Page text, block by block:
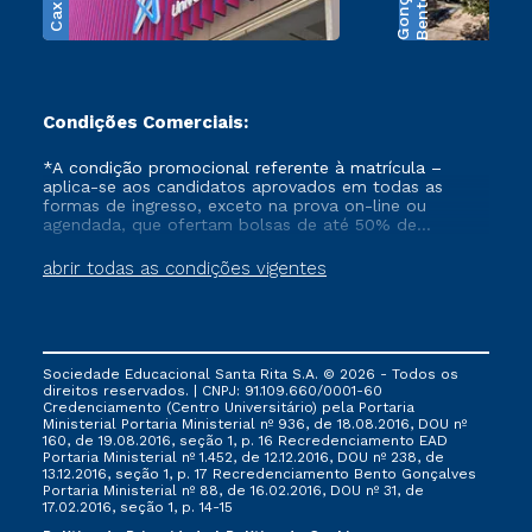
B
e
n
t
o
G
o
n
ç
a
l
v
e
Condições Comerciais:
abrir todas as condições vigentes
*A condição promocional referente à matrícula –
aplica-se aos candidatos aprovados em todas as
formas de ingresso, exceto na prova on-line ou
agendada, que ofertam bolsas de até 50% de
que ainda não tenham efetivado e/ou não tenham
cancelado ou trancado sua matrícula em uma das
FIES, Prouni e outros programas governamentais, e
não se acumula com nenhuma outra campanha
ofertada pela Instituição.
Sociedade Educacional Santa Rita S.A. © 2026 - Todos os
direitos reservados. | CNPJ: 91.109.660/0001-60
Credenciamento (Centro Universitário) pela Portaria
Ministerial Portaria Ministerial nº 936, de 18.08.2016, DOU nº
160, de 19.08.2016, seção 1, p. 16 Recredenciamento EAD
Portaria Ministerial nº 1.452, de 12.12.2016, DOU nº 238, de
13.12.2016, seção 1, p. 17 Recredenciamento Bento Gonçalves
Portaria Ministerial nº 88, de 16.02.2016, DOU nº 31, de
17.02.2016, seção 1, p. 14-15